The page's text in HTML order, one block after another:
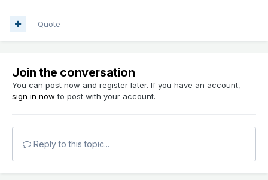
Quote
Join the conversation
You can post now and register later. If you have an account,
sign in now to post with your account.
Reply to this topic...